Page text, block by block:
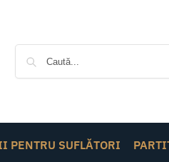
PENTRU SUFLĂTORI